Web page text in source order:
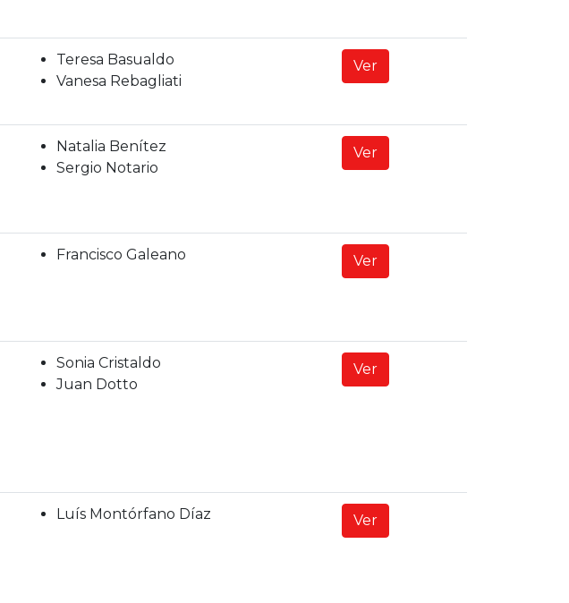
Teresa Basualdo
Vanesa Rebagliati
Ver
Natalia Benítez
Sergio Notario
Ver
Francisco Galeano Ver
Sonia Cristaldo
Juan Dotto
Ver
Luís Montórfano Díaz Ver